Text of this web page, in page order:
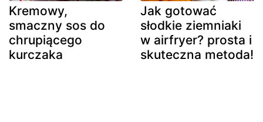
Kremowy,
smaczny sos do
chrupiącego
kurczaka
Jak gotować
słodkie ziemniaki
w airfryer? prosta i
skuteczna metoda!